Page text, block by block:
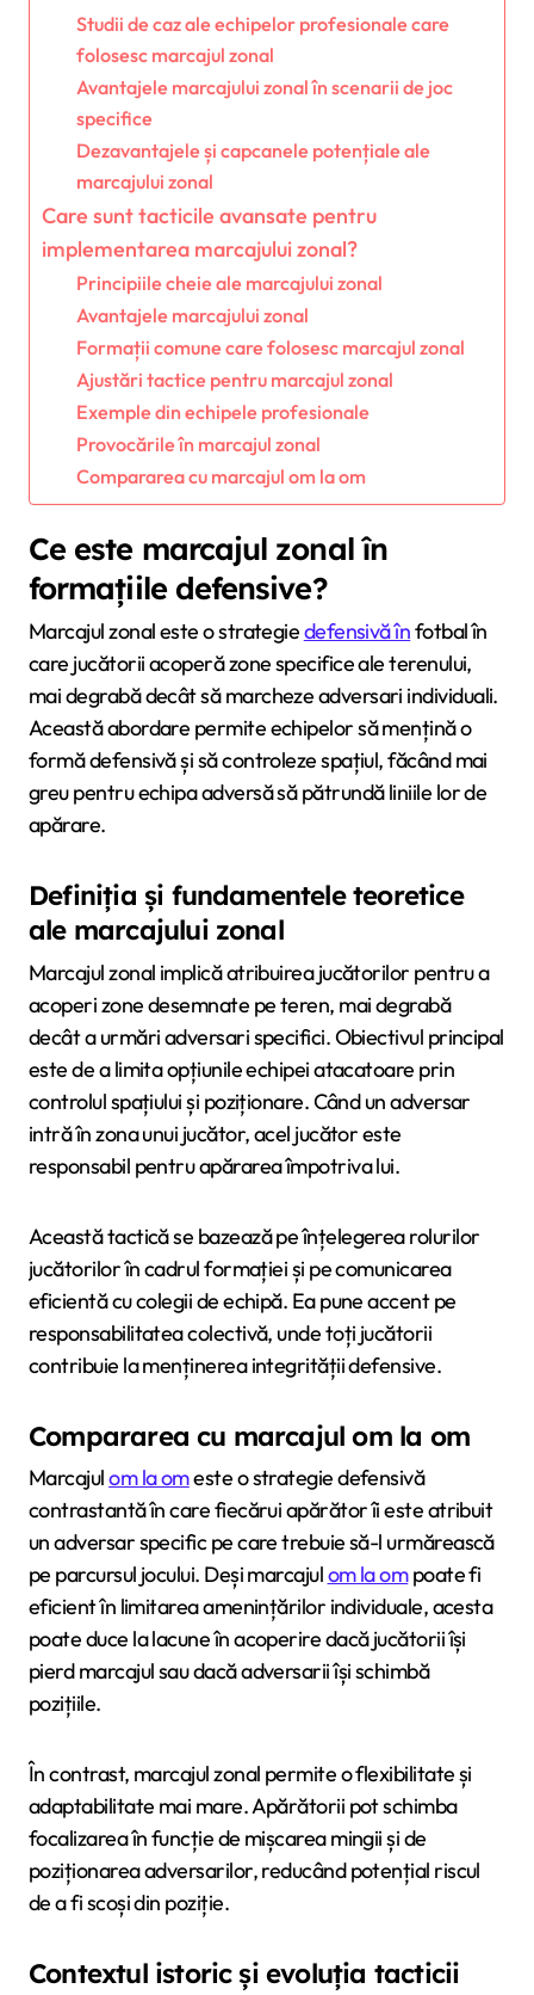
Studii de caz ale echipelor profesionale care
folosesc marcajul zonal
Avantajele marcajului zonal în scenarii de joc
specifice
Dezavantajele și capcanele potențiale ale
marcajului zonal
Care sunt tacticile avansate pentru
implementarea marcajului zonal?
Principiile cheie ale marcajului zonal
Avantajele marcajului zonal
Formații comune care folosesc marcajul zonal
Ajustări tactice pentru marcajul zonal
Exemple din echipele profesionale
Provocările în marcajul zonal
Compararea cu marcajul om la om
Ce este marcajul zonal în
formațiile defensive?
Marcajul zonal este o strategiedefensivă înfotbal în
care jucătorii acoperă zone specifice ale terenului,
mai degrabă decât să marcheze adversari individuali.
Această abordare permite echipelor să mențină o
formă defensivă și să controleze spațiul, făcând mai
greu pentru echipa adversă să pătrundă liniile lor de
apărare.
Definiția și fundamentele teoretice
ale marcajului zonal
Marcajul zonal implică atribuirea jucătorilor pentru a
acoperi zone desemnate pe teren, mai degrabă
decât a urmări adversari specifici. Obiectivul principal
este de a limita opțiunile echipei atacatoare prin
controlul spațiului și poziționare. Când un adversar
intră în zona unui jucător, acel jucător este
responsabil pentru apărarea împotriva lui.
Această tactică se bazează pe înțelegerea rolurilor
jucătorilor în cadrul formației și pe comunicarea
eficientă cu colegii de echipă. Ea pune accent pe
responsabilitatea colectivă, unde toți jucătorii
contribuie la menținerea integrității defensive.
Compararea cu marcajul om la om
Marcajulom la omeste o strategie defensivă
contrastantă în care fiecărui apărător îi este atribuit
un adversar specific pe care trebuie să-l urmărească
pe parcursul jocului. Deși marcajulom la ompoate fi
eficient în limitarea amenințărilor individuale, acesta
poate duce la lacune în acoperire dacă jucătorii își
pierd marcajul sau dacă adversarii își schimbă
pozițiile.
În contrast, marcajul zonal permite o flexibilitate și
adaptabilitate mai mare. Apărătorii pot schimba
focalizarea în funcție de mișcarea mingii și de
poziționarea adversarilor, reducând potențial riscul
de a fi scoși din poziție.
Contextul istoric și evoluția tacticii